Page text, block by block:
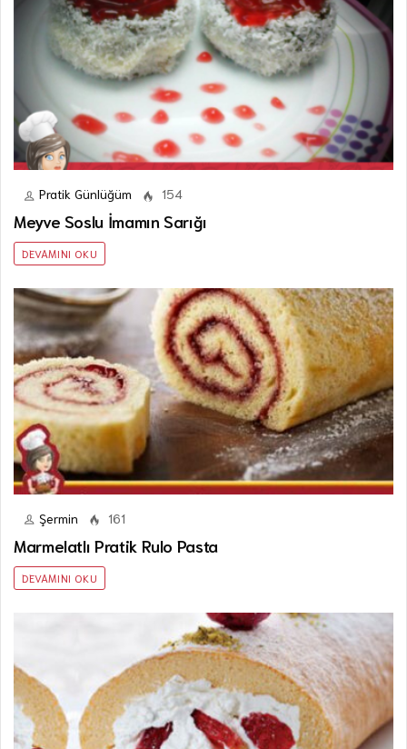
Pratik Günlüğüm 154
Meyve Soslu İmamın Sarığı
DEVAMINI OKU
Şermin 161
Marmelatlı Pratik Rulo Pasta
DEVAMINI OKU